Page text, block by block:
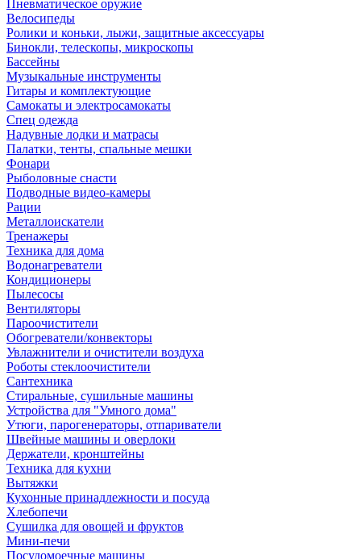
Пневматическое оружие
Велосипеды
Ролики и коньки, лыжи, защитные аксессуары
Бинокли, телескопы, микроскопы
Бассейны
Музыкальные инструменты
Гитары и комплектующие
Самокаты и электросамокаты
Спец одежда
Надувные лодки и матрасы
Палатки, тенты, спальные мешки
Фонари
Рыболовные снасти
Подводные видео-камеры
Рации
Металлоискатели
Тренажеры
Техника для дома
Водонагреватели
Кондиционеры
Пылесосы
Вентиляторы
Пароочистители
Обогреватели/конвекторы
Увлажнители и очистители воздуха
Роботы стеклоочистители
Сантехника
Стиральные, сушильные машины
Устройства для "Умного дома"
Утюги, парогенераторы, отпариватели
Швейные машины и оверлоки
Держатели, кронштейны
Техника для кухни
Вытяжки
Кухонные принадлежности и посуда
Хлебопечи
Сушилка для овощей и фруктов
Мини-печи
Посудомоечные машины